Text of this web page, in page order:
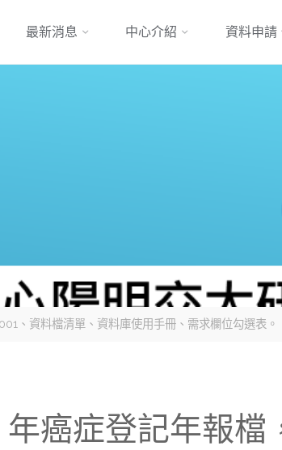
最新消息 中心介紹 資料申請
、資料檔清單、資料庫使用手冊、需求欄位勾選表。
年癌症登記年報